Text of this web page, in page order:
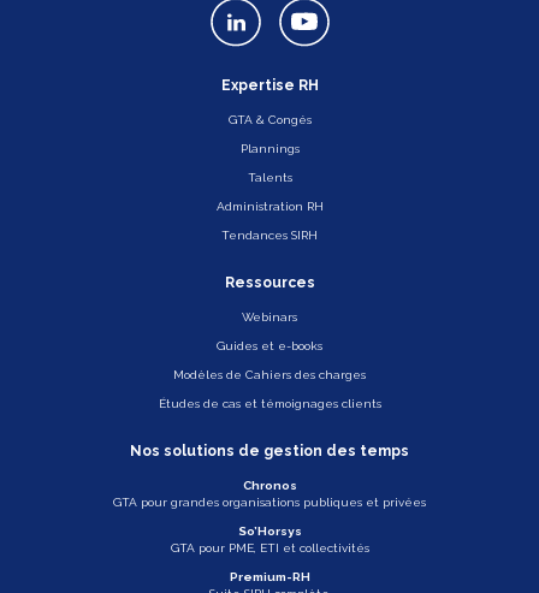
Expertise RH
GTA & Congés
Plannings
Talents
Administration RH
Tendances SIRH
Ressources
Webinars
Guides et e-books
Modèles de Cahiers des charges
Études de cas et témoignages clients
Nos solutions de gestion des temps
Chronos
GTA pour grandes organisations publiques et privées
So’Horsys
GTA pour PME, ETI et collectivités
Premium-RH